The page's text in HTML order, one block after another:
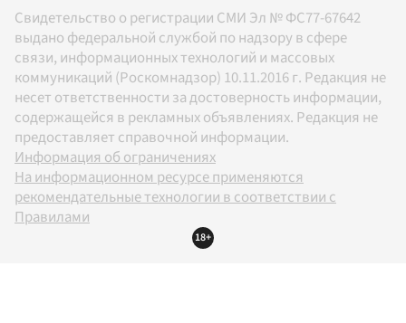
Свидетельство о регистрации СМИ Эл № ФС77-67642
выдано федеральной службой по надзору в сфере
связи, информационных технологий и массовых
коммуникаций (Роскомнадзор) 10.11.2016 г. Редакция не
несет ответственности за достоверность информации,
содержащейся в рекламных объявлениях. Редакция не
предоставляет справочной информации.
Информация об ограничениях
На информационном ресурсе применяются
рекомендательные технологии в соответствии с
Правилами
18+